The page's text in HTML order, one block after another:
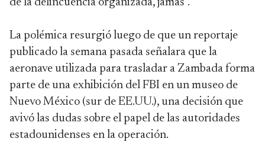
de la delincuencia organizada, jamás".
La polémica resurgió luego de que un reportaje
publicado la semana pasada señalara que la
aeronave utilizada para trasladar a Zambada forma
parte de una exhibición del FBI en un museo de
Nuevo México (sur de EE.UU.), una decisión que
avivó las dudas sobre el papel de las autoridades
estadounidenses en la operación.